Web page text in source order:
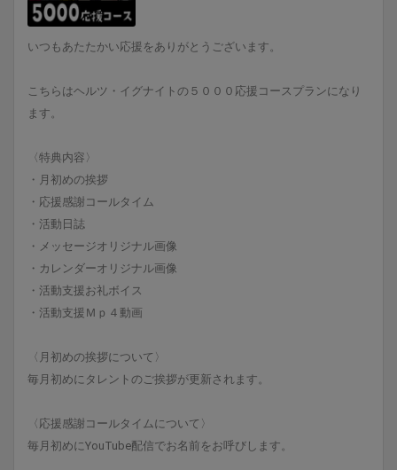
いつもあたたかい応援をありがとうございます。
こちらはヘルツ・イグナイトの５０００応援コースプランになり
ます。
〈特典内容〉
・月初めの挨拶
・応援感謝コールタイム
・活動日誌
・メッセージオリジナル画像
・カレンダーオリジナル画像
・活動支援お礼ボイス
・活動支援Ｍｐ４動画
〈月初めの挨拶について〉
毎月初めにタレントのご挨拶が更新されます。
〈応援感謝コールタイムについて〉
毎月初めにYouTube配信でお名前をお呼びします。